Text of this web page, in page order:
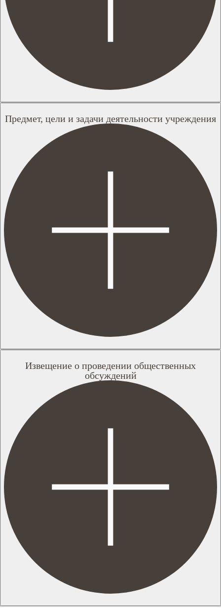
Предмет, цели и задачи деятельности учреждения
Извещение о проведении общественных
обсуждений